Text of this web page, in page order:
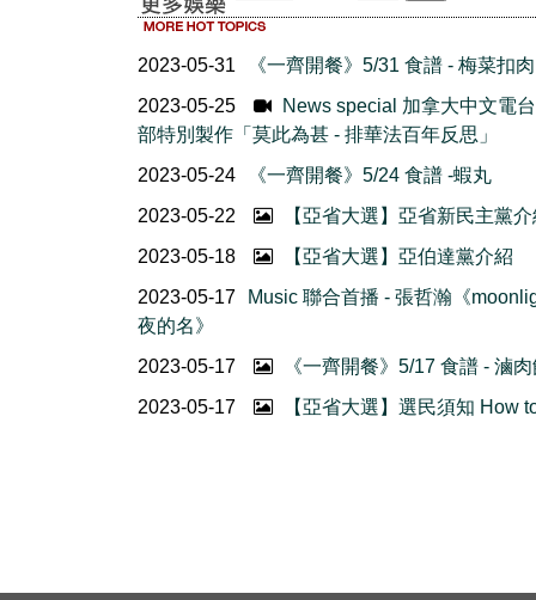
2023-05-31
《一齊開餐》5/31 食譜 - 梅菜扣肉
2023-05-25
News special 加拿大中文電
部特別製作「莫此為甚 - 排華法百年反思」
2023-05-24
《一齊開餐》5/24 食譜 -蝦丸
2023-05-22
【亞省大選】亞省新民主黨
2023-05-18
【亞省大選】亞伯達黨介紹
2023-05-17
Music 聯合首播 - 張哲瀚《
夜的名》
2023-05-17
《一齊開餐》5/17 食譜 - 滷
2023-05-17
【亞省大選】選民須知 How